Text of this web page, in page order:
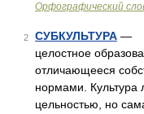
Орфографический
2 СУБКУЛЬТУРА —
целостное
отличающееся
нормами. Культура
цельностью, но